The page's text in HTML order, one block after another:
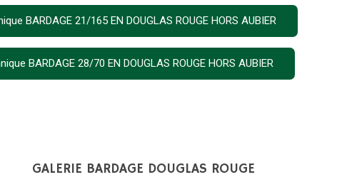
BARDAGE 21/165 EN DOUGLAS ROUGE HORS AUBIER
BARDAGE 28/70 EN DOUGLAS ROUGE HORS AUBIER
GALERIE BARDAGE DOUGLAS ROUGE